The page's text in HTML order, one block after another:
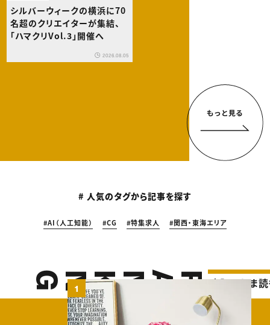
シルバーウィークの横浜に70
名超のクリエイターが集結、
「ハマクリVol.3」開催へ
2026.08.05
# 人気のタグから記事を探す
AI（人工知能） CG 特集求人 関西・東海エリア
RANK
I
NG 1